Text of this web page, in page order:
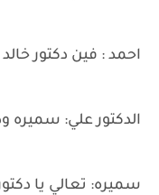
احمد : فين دكتور
الدكتور علي: سميره
سميره: تعالي يا